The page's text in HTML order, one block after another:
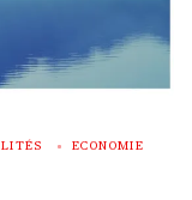
ECONOMIE